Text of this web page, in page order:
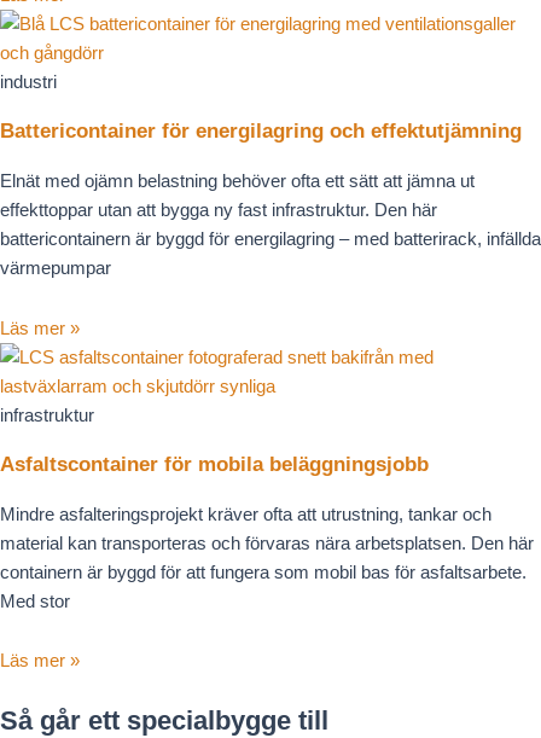
industri
Battericontainer för energilagring och effektutjämning
Elnät med ojämn belastning behöver ofta ett sätt att jämna ut
effekttoppar utan att bygga ny fast infrastruktur. Den här
battericontainern är byggd för energilagring – med batterirack, infällda
värmepumpar
Läs mer »
infrastruktur
Asfaltscontainer för mobila beläggningsjobb
Mindre asfalteringsprojekt kräver ofta att utrustning, tankar och
material kan transporteras och förvaras nära arbetsplatsen. Den här
containern är byggd för att fungera som mobil bas för asfaltsarbete.
Med stor
Läs mer »
Så går ett specialbygge till